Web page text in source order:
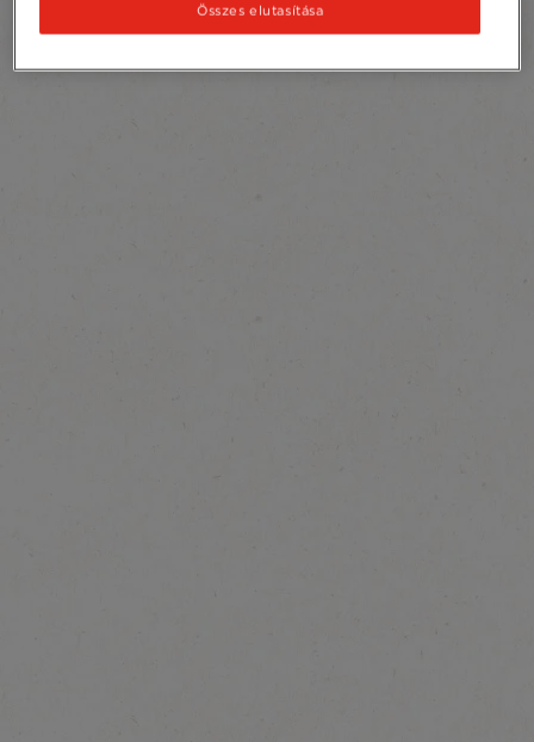
Összes elutasítása